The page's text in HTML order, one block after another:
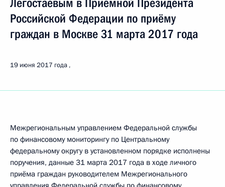
Легостаевым в Приёмной Президента
Российской Федерации по приёму
граждан в Москве 31 марта 2017 года
19 июня 2017 года
Межрегиональным управлением Федеральной службы
по финансовому мониторингу по Центральному
федеральному округу в установленном порядке исполнены
поручения, данные 31 марта 2017 года в ходе личного
приёма граждан руководителем Межрегионального